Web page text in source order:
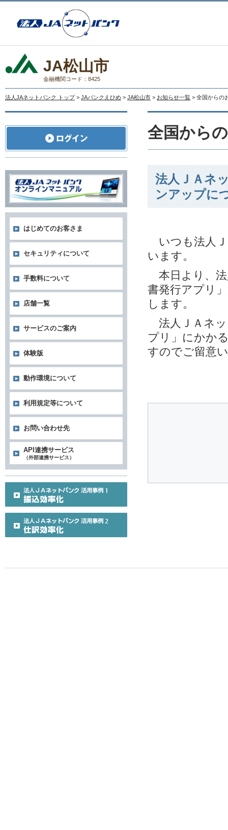
JA松山市
金融機関コード：8425
法人JAネットバンク トップ > JAバンクえひめ > JA松山市 > お知らせ一覧 > 全国からの
全国から
法人ＪＡネ
ンアップに
いつも法人
います。
本日より、法
書発行アプリ
します。
法人ＪＡネッ
プリ」にかか
すのでご留意
はじめてのお客さま
セキュリティについて
手数料について
店舗一覧
サービスのご案内
体験版
動作環境について
利用規定等について
お問い合わせ先
API連携サービス
（外部連携サービス）